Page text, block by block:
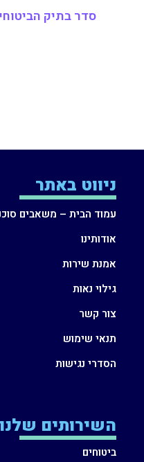
סדר בתיק
אתר הר הביטוח
ניווט באתר
עמוד הבית – משאבים
אודותינו
אמנת שירות
גילוי נאות
צור קשר
תנאי שימוש
הסדרי נגישות
השירותים שלנו
ביטוחים